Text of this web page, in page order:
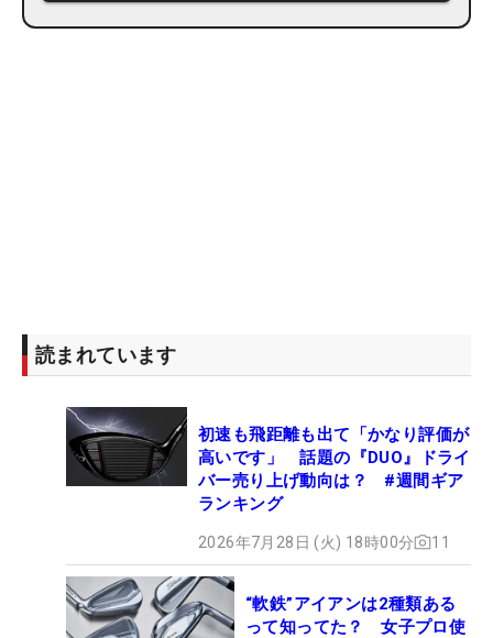
読まれています
初速も飛距離も出て「かなり評価が
高いです」 話題の『DUO』ドライ
バー売り上げ動向は？ #週間ギア
ランキング
2026年7月28日 (火) 18時00分 11
“軟鉄”アイアンは2種類ある
って知ってた？ 女子プロ使